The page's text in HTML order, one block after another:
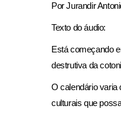
Por Jurandir
Texto do áudio:
Está começando
destrutiva da
O calendário varia
culturais que